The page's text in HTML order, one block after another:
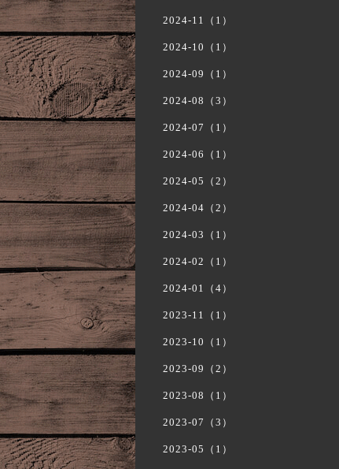
2024-11（1）
2024-10（1）
2024-09（1）
2024-08（3）
2024-07（1）
2024-06（1）
2024-05（2）
2024-04（2）
2024-03（1）
2024-02（1）
2024-01（4）
2023-11（1）
2023-10（1）
2023-09（2）
2023-08（1）
2023-07（3）
2023-05（1）